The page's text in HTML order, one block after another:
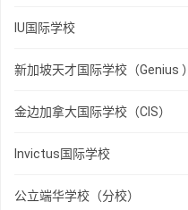
IU国际学校
新加坡天才国际学校（Genius ）
金边加拿大国际学校（CIS）
Invictus国际学校
公立端华学校（分校）